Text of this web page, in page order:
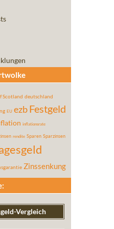
Scotland deutschland
EU ezbFestgeld
inflationsrate
rendite Sparen Sparzinsen
Zinssenkung
Vergleich